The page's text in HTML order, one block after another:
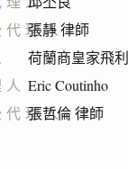
代理人
張靜 律師
荷蘭商皇家飛
Eric Coutinho
代理人
張哲倫 律師